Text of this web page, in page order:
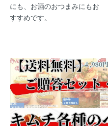
にも、お酒のおつまみにもお
すすめです。